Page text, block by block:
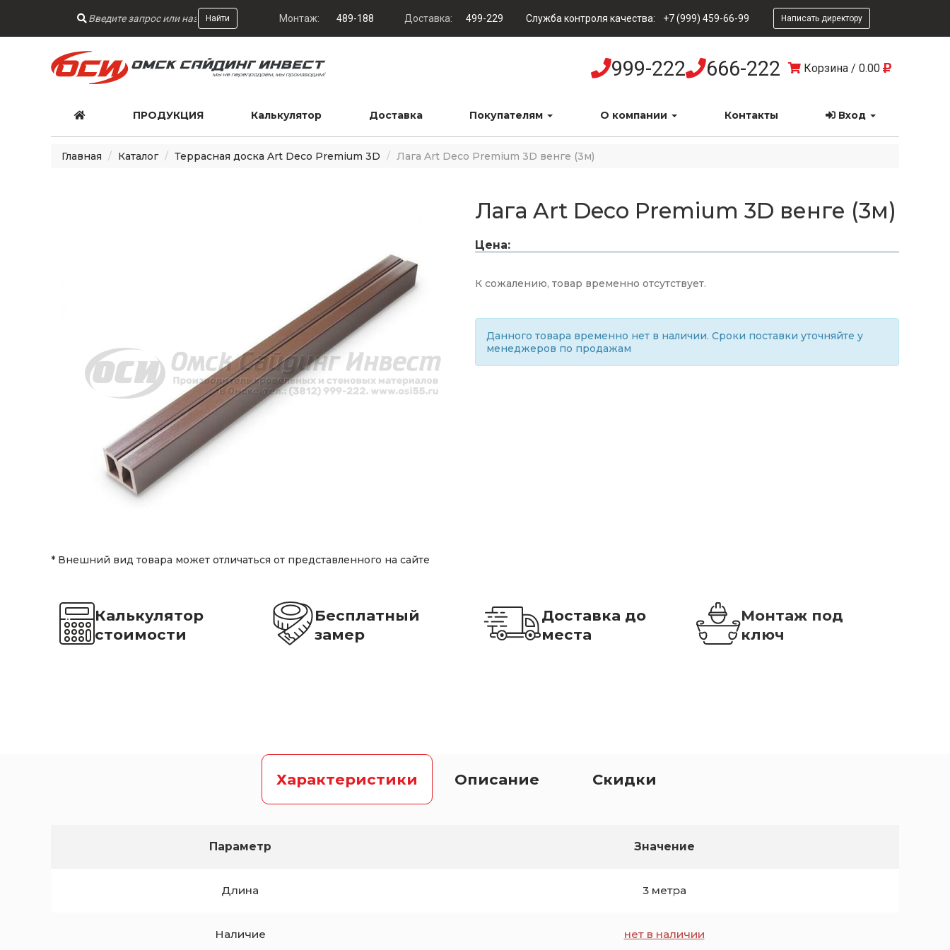
Найти Монтаж: 489-188 Доставка: 499-229 Служба контроля качества: +7 (999) 459-66-99 Написать директору
999-222 666-222 Корзина / 0.00
ПРОДУКЦИЯ Калькулятор Доставка Покупателям О компании Контакты Вход
Главная Каталог Террасная доска Art Deco Premium 3D Лага Art Deco Premium 3D венге (3м)
* Внешний вид товара может отличаться от представленного на сайте
Лага Art Deco Premium 3D венге (3м)
Цена:
К сожалению, товар временно отсутствует.
Данного товара временно нет в наличии. Сроки поставки уточняйте у
менеджеров по продажам
Калькулятор
стоимости
Бесплатный
замер
Доставка до
места
Монтаж под
ключ
Характеристики Описание Скидки
Параметр Значение
Длина 3 метра
Наличие нет в наличии